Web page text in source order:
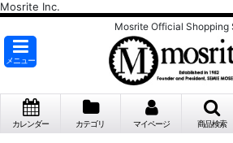
Mosrite Inc.
Mosrite Official Shopping
メニュー
カレンダー カテゴリ マイページ 商品検索